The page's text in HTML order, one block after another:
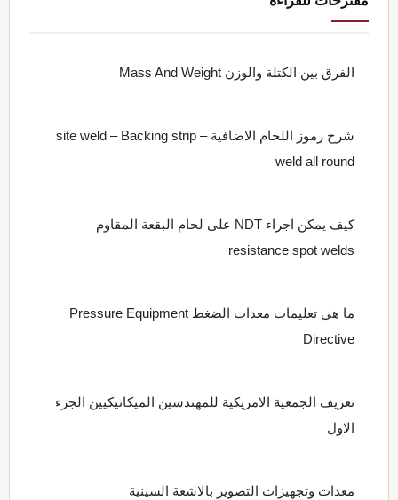
مائية
الفرق بين الكتلة والوزن Mass And Weight
شرح رموز اللحام الاضافية site weld – Backing strip –
weld all round
كيف يمكن اجراء NDT على لحام البقعة المقاوم
resistance spot welds
ما هي تعليمات معدات الضغط Pressure Equipment
Directive
تعريف الجمعية الامريكية للمهندسين الميكانيكيين الجزء
الاول
معدات وتجهيزات التصوير بالاشعة السينية